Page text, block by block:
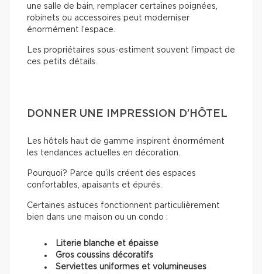
une salle de bain, remplacer certaines poignées,
robinets ou accessoires peut moderniser
énormément l’espace.
Les propriétaires sous-estiment souvent l’impact de
ces petits détails.
DONNER UNE IMPRESSION D’HÔTEL
Les hôtels haut de gamme inspirent énormément
les tendances actuelles en décoration.
Pourquoi? Parce qu’ils créent des espaces
confortables, apaisants et épurés.
Certaines astuces fonctionnent particulièrement
bien dans une maison ou un condo :
Literie blanche et épaisse
Gros coussins décoratifs
Serviettes uniformes et volumineuses